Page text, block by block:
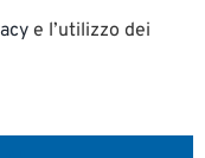
e l’utilizzo dei